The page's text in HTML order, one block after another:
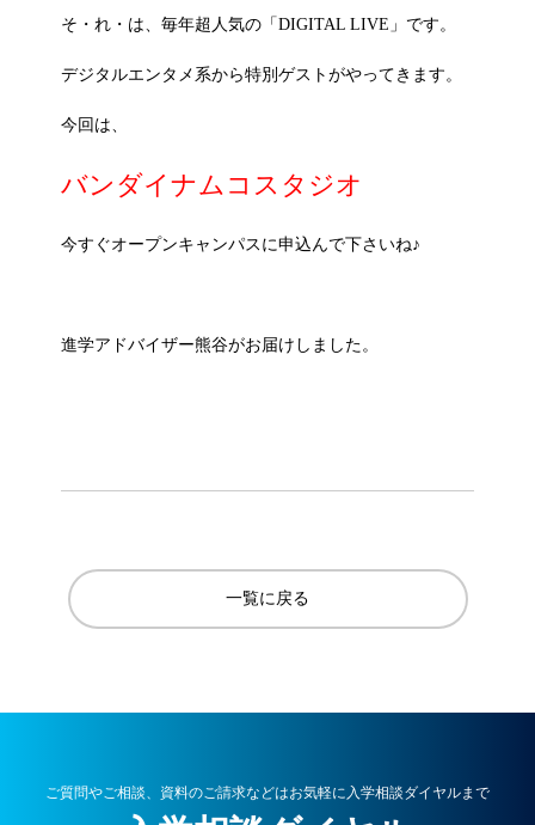
そ・れ・は、毎年超人気の「DIGITAL LIVE」です。
デジタルエンタメ系から特別ゲストがやってきます。
今回は、
バンダイナムコスタジオ
今すぐオープンキャンパスに申込んで下さいね♪
進学アドバイザー熊谷がお届けしました。
一覧に戻る
ご質問やご相談、資料のご請求などはお気軽に入学相談ダイヤルまで